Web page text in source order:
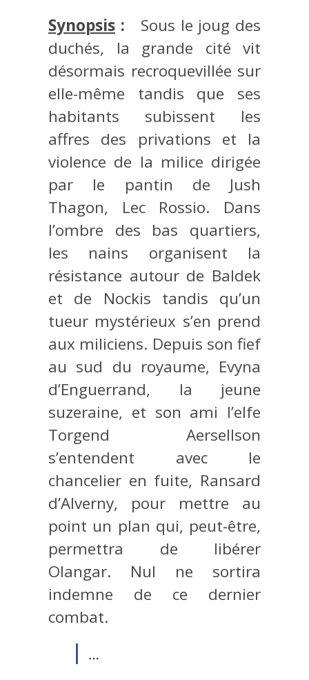
Synopsis :
Sous le joug des
duchés, la grande cité vit
désormais recroquevillée sur
elle-même tandis que ses
habitants subissent les
affres des privations et la
violence de la milice dirigée
par le pantin de Jush
Thagon, Lec Rossio. Dans
l’ombre des bas quartiers,
les nains organisent la
résistance autour de Baldek
et de Nockis tandis qu’un
tueur mystérieux s’en prend
aux miliciens. Depuis son fief
au sud du royaume, Evyna
d’Enguerrand, la jeune
suzeraine, et son ami l’elfe
Torgend Aersellson
s’entendent avec le
chancelier en fuite, Ransard
d’Alverny, pour mettre au
point un plan qui, peut-être,
permettra de libérer
Olangar. Nul ne sortira
indemne de ce dernier
combat.
…